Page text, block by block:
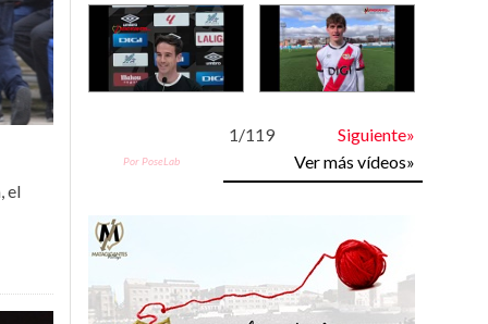
el
1/119 Siguiente»
Por PoseLab Ver más vídeos»